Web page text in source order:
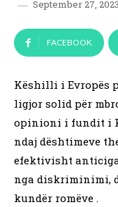
September 27, 2023
FACEBOOK
Këshilli i Evropës
ligjor solid për
opinioni i fundit i
ndaj dështimeve
efektivisht
nga diskriminimi,
kundër romëve .